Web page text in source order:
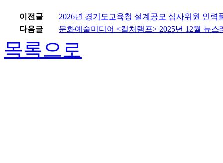
이전글
2026년 경기도교육청 설계공모 심사위원 인력
다음글
문화예술미디어 <컬처램프> 2025년 12월 뉴스
목록으로